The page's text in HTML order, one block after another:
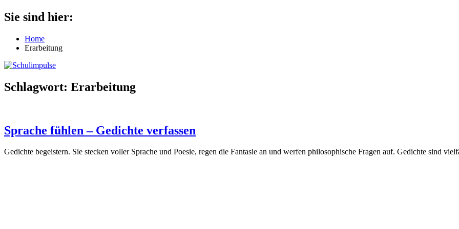
Zum
Inhalt
Schulimpulse
für
Grundschule
Sie sind hier:
Home
Erarbeitung
Schlagwort: Erarbeitung
Sprache fühlen – Gedichte verfassen
Gedichte begeistern. Sie stecken voller Sprache und Poesie, regen die Fantasie an und werfen philosophische Fragen auf. Gedichte sind